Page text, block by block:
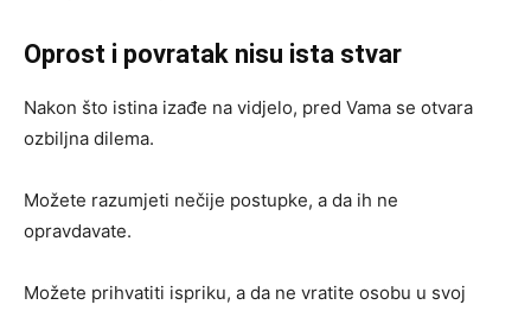
Oprost i povratak nisu ista stvar
Nakon što istina izađe na vidjelo, pred Vama se otvara
ozbiljna dilema.
Možete razumjeti nečije postupke, a da ih ne
opravdavate.
Možete prihvatiti ispriku, a da ne vratite osobu u svoj